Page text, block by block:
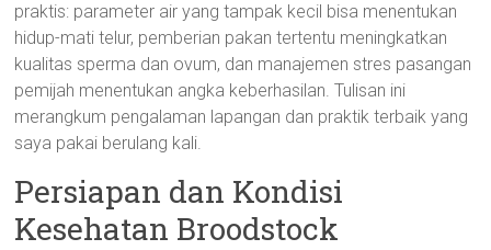
praktis: parameter air yang tampak kecil bisa menentukan
hidup-mati telur, pemberian pakan tertentu meningkatkan
kualitas sperma dan ovum, dan manajemen stres pasangan
pemijah menentukan angka keberhasilan. Tulisan ini
merangkum pengalaman lapangan dan praktik terbaik yang
saya pakai berulang kali.
Persiapan dan Kondisi
Kesehatan Broodstock